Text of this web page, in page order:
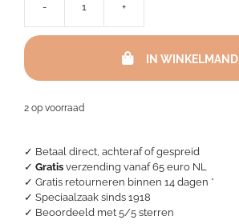
✓ Betaal direct, achteraf of gespreid
✓ Gratis verzending vanaf 65 euro NL
✓ Gratis retourneren binnen 14 dagen *
✓ Speciaalzaak sinds 1918
✓ Beoordeeld met 5/5 sterren
2 op voorraad
-
Theedoek
aantal
+
IN WINKELMAND